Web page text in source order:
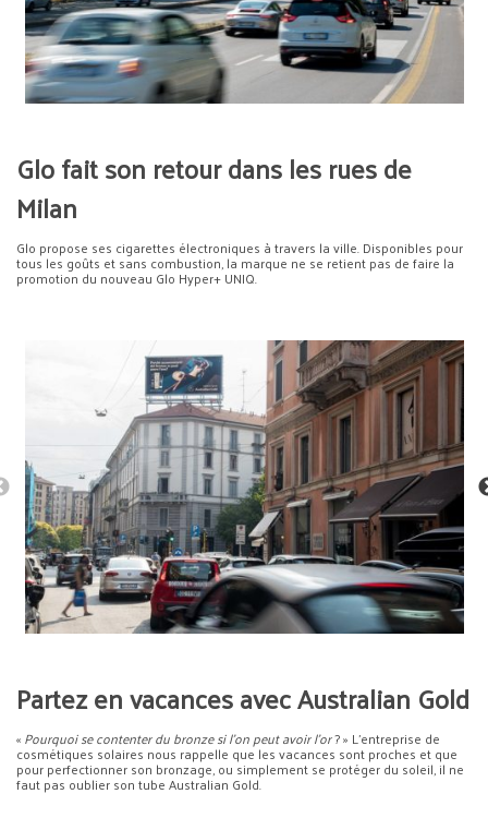
Glo fait son retour dans les rues de
Milan
Glo propose ses cigarettes électroniques à travers la ville. Disponibles pour
tous les goûts et sans combustion, la marque ne se retient pas de faire la
promotion du nouveau Glo Hyper+ UNIQ.
Partez en vacances avec Australian Gold
«Pourquoi se contenter du bronze si l’on peut avoir l’or? » L’entreprise de
cosmétiques solaires nous rappelle que les vacances sont proches et que
pour perfectionner son bronzage, ou simplement se protéger du soleil, il ne
faut pas oublier son tube Australian Gold.